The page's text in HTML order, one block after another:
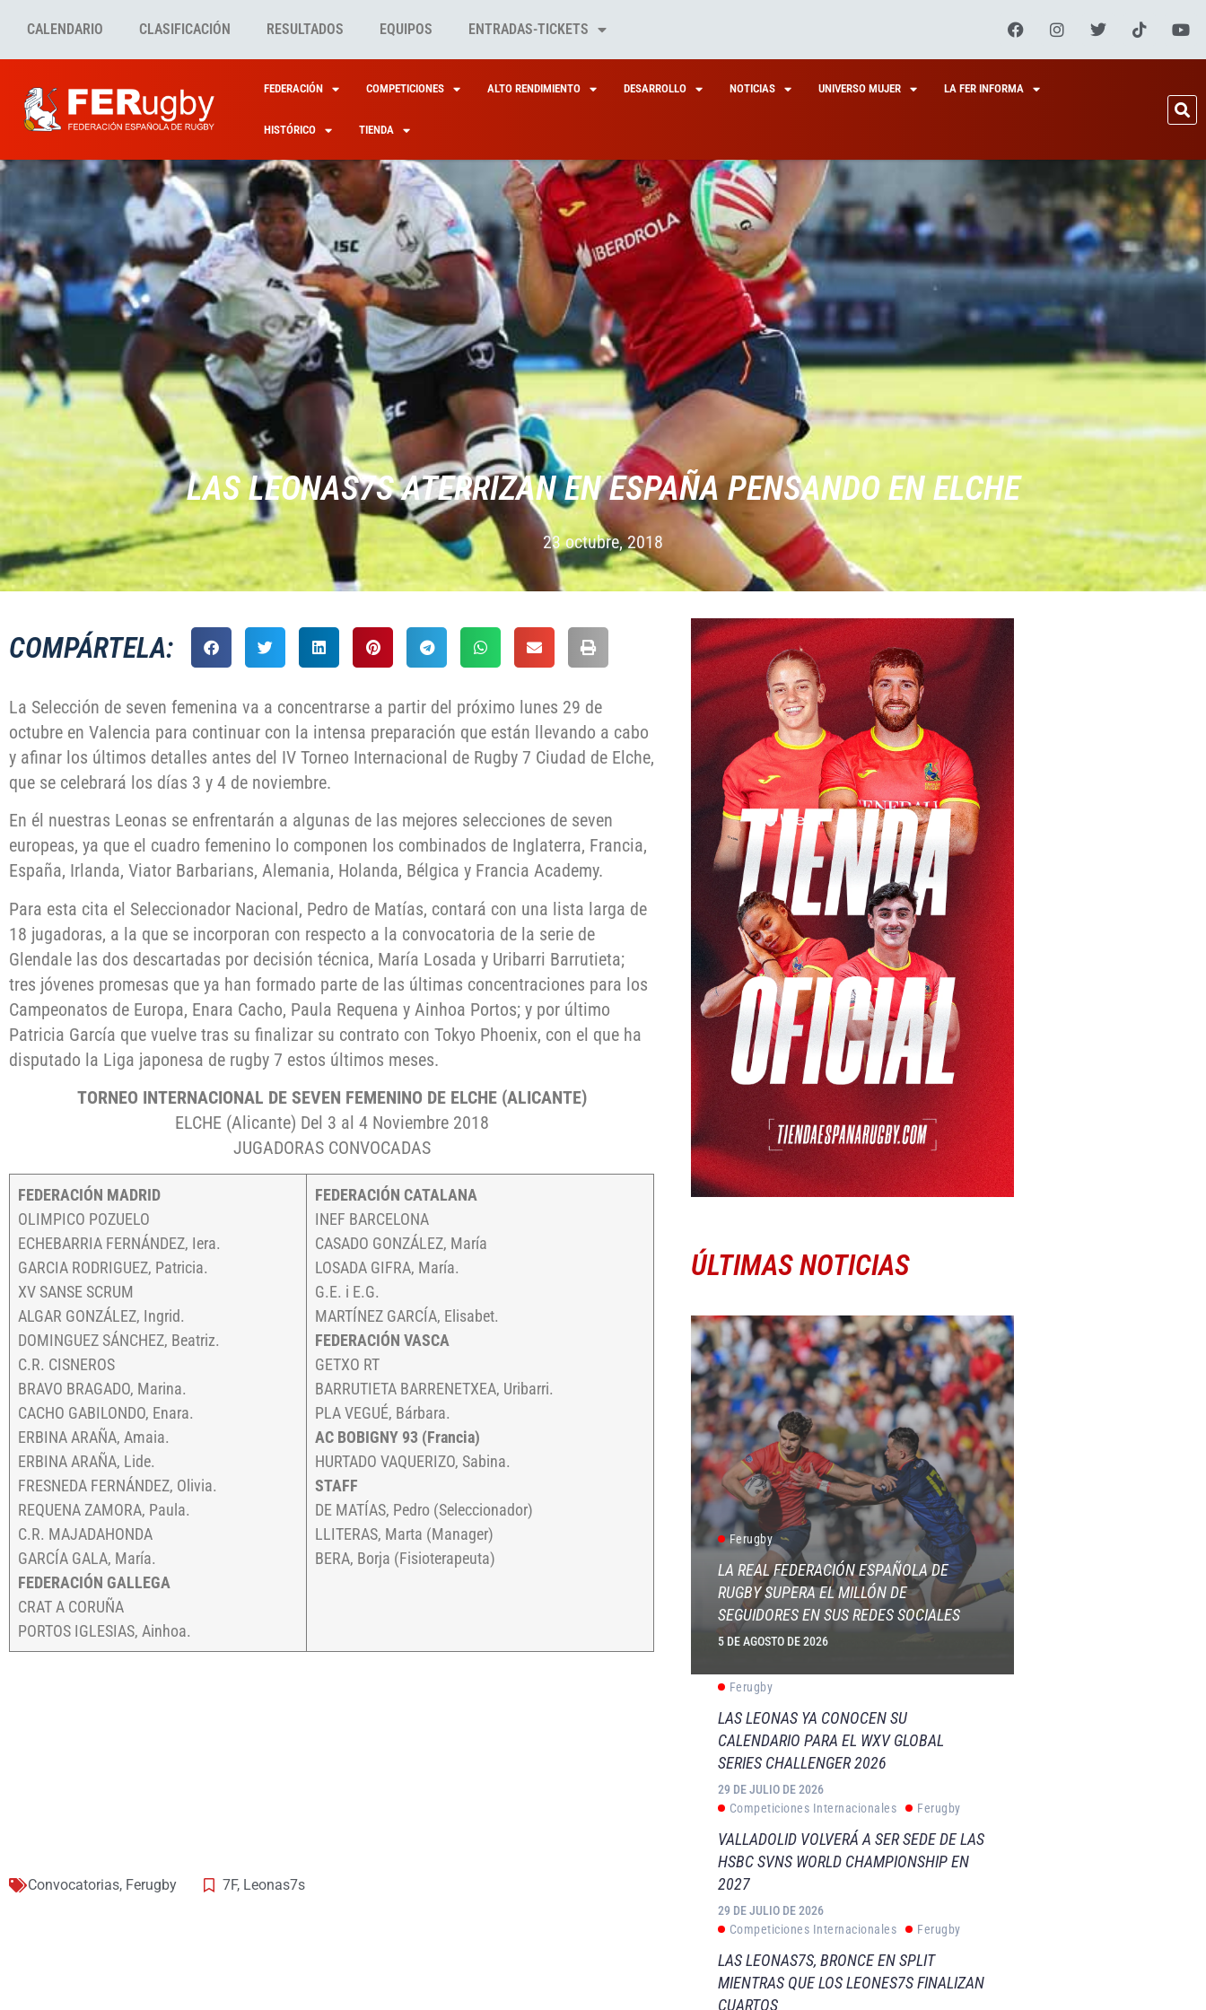
CALENDARIO CLASIFICACIÓN RESULTADOS EQUIPOS ENTRADAS-TICKETS
FEDERACIÓN COMPETICIONES ALTO RENDIMIENTO DESARROLLO NOTICIAS UNIVERSO MUJER LA FER INFORMA
HISTÓRICO TIENDA
LAS LEONAS7S ATERRIZAN EN ESPAÑA PENSANDO EN ELCHE
23 octubre, 2018
COMPÁRTELA:
La Selección de seven femenina va a concentrarse a partir del próximo lunes 29 de
octubre en Valencia para continuar con la intensa preparación que están llevando a cabo
y afinar los últimos detalles antes del IV Torneo Internacional de Rugby 7 Ciudad de Elche,
que se celebrará los días 3 y 4 de noviembre.
En él nuestras Leonas se enfrentarán a algunas de las mejores selecciones de seven
europeas, ya que el cuadro femenino lo componen los combinados de Inglaterra, Francia,
España, Irlanda, Viator Barbarians, Alemania, Holanda, Bélgica y Francia Academy.
Para esta cita el Seleccionador Nacional, Pedro de Matías, contará con una lista larga de
18 jugadoras, a la que se incorporan con respecto a la convocatoria de la serie de
Glendale las dos descartadas por decisión técnica, María Losada y Uribarri Barrutieta;
tres jóvenes promesas que ya han formado parte de las últimas concentraciones para los
Campeonatos de Europa, Enara Cacho, Paula Requena y Ainhoa Portos; y por último
Patricia García que vuelve tras su finalizar su contrato con Tokyo Phoenix, con el que ha
disputado la Liga japonesa de rugby 7 estos últimos meses.
TORNEO INTERNACIONAL DE SEVEN FEMENINO DE ELCHE (ALICANTE)
ELCHE (Alicante) Del 3 al 4 Noviembre 2018
JUGADORAS CONVOCADAS
FEDERACIÓN MADRID
OLIMPICO POZUELO
ECHEBARRIA FERNÁNDEZ, Iera.
GARCIA RODRIGUEZ, Patricia.
XV SANSE SCRUM
ALGAR GONZÁLEZ, Ingrid.
DOMINGUEZ SÁNCHEZ, Beatriz.
C.R. CISNEROS
BRAVO BRAGADO, Marina.
CACHO GABILONDO, Enara.
ERBINA ARAÑA, Amaia.
ERBINA ARAÑA, Lide.
FRESNEDA FERNÁNDEZ, Olivia.
REQUENA ZAMORA, Paula.
C.R. MAJADAHONDA
GARCÍA GALA, María.
FEDERACIÓN GALLEGA
CRAT A CORUÑA
PORTOS IGLESIAS, Ainhoa.
FEDERACIÓN CATALANA
INEF BARCELONA
CASADO GONZÁLEZ, María
LOSADA GIFRA, María.
G.E. i E.G.
MARTÍNEZ GARCÍA, Elisabet.
FEDERACIÓN VASCA
GETXO RT
BARRUTIETA BARRENETXEA, Uribarri.
PLA VEGUÉ, Bárbara.
AC BOBIGNY 93 (Francia)
HURTADO VAQUERIZO, Sabina.
STAFF
DE MATÍAS, Pedro (Seleccionador)
LLITERAS, Marta (Manager)
BERA, Borja (Fisioterapeuta)
Convocatorias, Ferugby 7F, Leonas7s
ÚLTIMAS NOTICIAS
Ferugby
LA REAL FEDERACIÓN ESPAÑOLA DE
RUGBY SUPERA EL MILLÓN DE
SEGUIDORES EN SUS REDES SOCIALES
5 DE AGOSTO DE 2026
Ferugby
LAS LEONAS YA CONOCEN SU
CALENDARIO PARA EL WXV GLOBAL
SERIES CHALLENGER 2026
29 DE JULIO DE 2026
Competiciones Internacionales
Ferugby
VALLADOLID VOLVERÁ A SER SEDE DE LAS
HSBC SVNS WORLD CHAMPIONSHIP EN
2027
29 DE JULIO DE 2026
Competiciones Internacionales
Ferugby
LAS LEONAS7S, BRONCE EN SPLIT
MIENTRAS QUE LOS LEONES7S FINALIZAN
CUARTOS